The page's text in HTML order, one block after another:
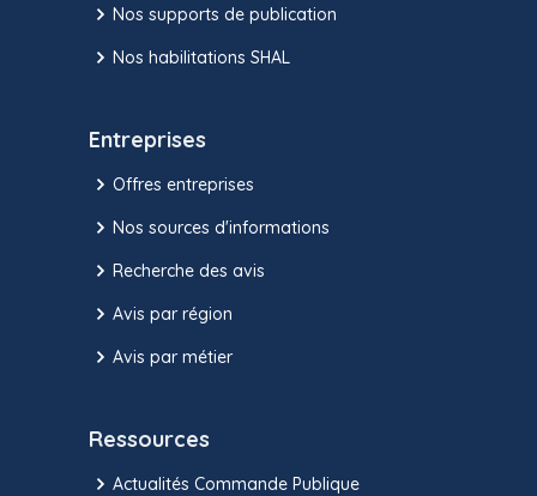
Nos supports de publication
Nos habilitations SHAL
Entreprises
Offres entreprises
Nos sources d'informations
Recherche des avis
Avis par région
Avis par métier
Ressources
Actualités Commande Publique